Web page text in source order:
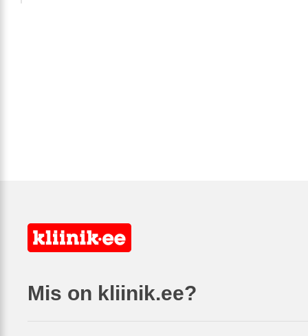
Mis on kliinik.ee?